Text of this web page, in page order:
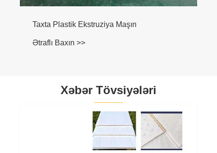
Xəbər Tövsiyələri
Yongte Ekstruder Elektrik İdarəetmə Şkafı
Keyfiyyəti və Dizaynı Optimallaşdırdı